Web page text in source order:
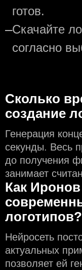
готов.
—Скачайте
согласно
Сколько
создание
Генерация
секунды. Весь
до получения
занимает
Как
логотипов?
Нейросеть
актуальных
позволяет ей